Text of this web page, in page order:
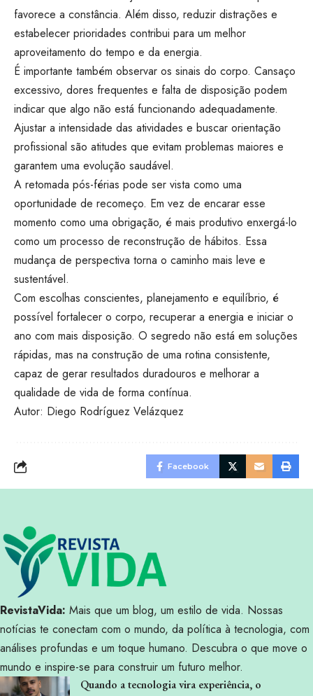
favorece a constância. Além disso, reduzir distrações e
estabelecer prioridades contribui para um melhor
aproveitamento do tempo e da energia.
É importante também observar os sinais do corpo. Cansaço
excessivo, dores frequentes e falta de disposição podem
indicar que algo não está funcionando adequadamente.
Ajustar a intensidade das atividades e buscar orientação
profissional são atitudes que evitam problemas maiores e
garantem uma evolução saudável.
A retomada pós-férias pode ser vista como uma
oportunidade de recomeço. Em vez de encarar esse
momento como uma obrigação, é mais produtivo enxergá-lo
como um processo de reconstrução de hábitos. Essa
mudança de perspectiva torna o caminho mais leve e
sustentável.
Com escolhas conscientes, planejamento e equilíbrio, é
possível fortalecer o corpo, recuperar a energia e iniciar o
ano com mais disposição. O segredo não está em soluções
rápidas, mas na construção de uma rotina consistente,
capaz de gerar resultados duradouros e melhorar a
qualidade de vida de forma contínua.
Autor: Diego Rodríguez Velázquez
Facebook
RevistaVida: Mais que um blog, um estilo de vida. Nossas
notícias te conectam com o mundo, da política à tecnologia, com
análises profundas e um toque humano. Descubra o que move o
mundo e inspire-se para construir um futuro melhor.
Quando a tecnologia vira experiência, o